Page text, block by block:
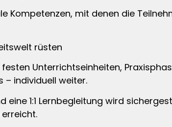
Kompetenzen, mit denen die
rüsten
Unterrichtseinheiten,
– individuell weiter.
1:1 Lernbegleitung wird